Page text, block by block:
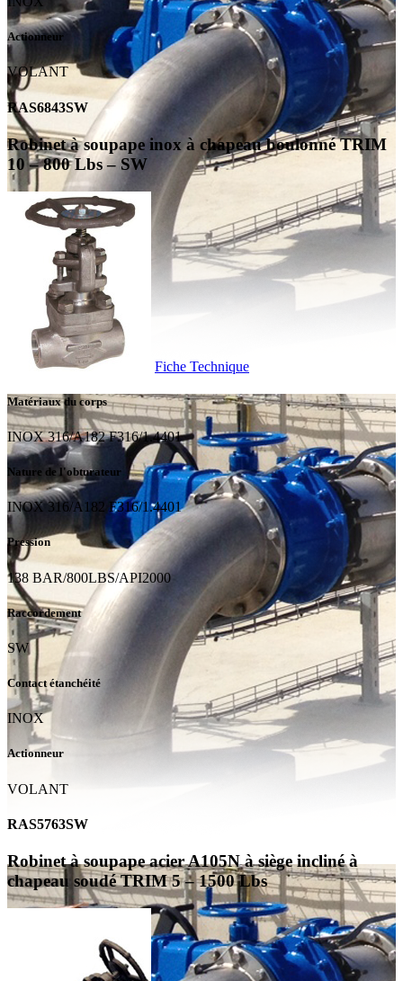
Actionneur
VOLANT
RAS6843SW
Robinet à soupape inox à chapeau boulonné TRIM
10 – 800 Lbs – SW
Fiche Technique
Matériaux du corps
INOX 316/A182 F316/1.4401
Nature de l'obturateur
INOX 316/A182 F316/1.4401
Pression
138 BAR/800LBS/API2000
Raccordement
SW
Contact étanchéité
INOX
Actionneur
VOLANT
RAS5763SW
Robinet à soupape acier A105N à siège incliné à
chapeau soudé TRIM 5 – 1500 Lbs